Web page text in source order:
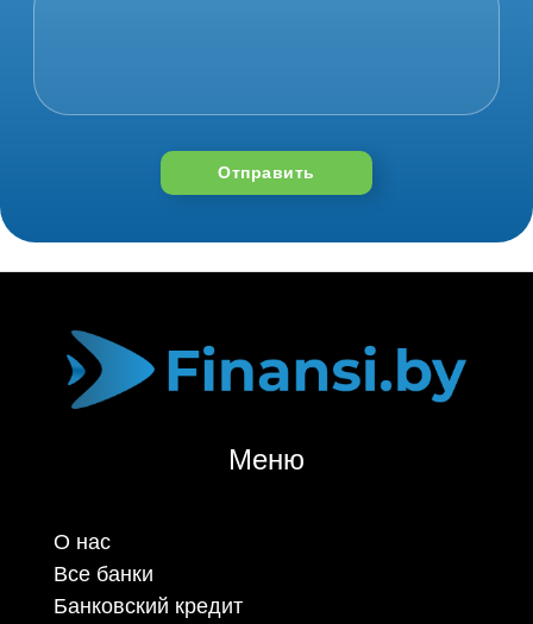
Отправить
Меню
О нас
Все банки
Банковский кредит